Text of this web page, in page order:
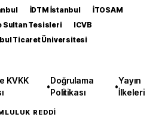
İDTM İstanbul
İTOSAM
Sultan Tesisleri
ICVB
Ticaret Üniversitesi
KVKK
•
Doğrulama
Politikası
•
Yayın
İlkeleri
REDDİ